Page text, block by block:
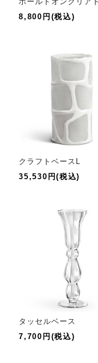
8,800円(税込)
クラフトベースL
35,530円(税込)
タッセルベース
7,700円(税込)